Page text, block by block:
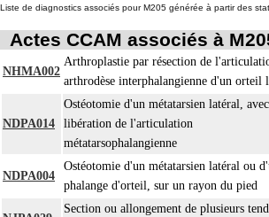
Liste de diagnostics associés pour M205 générée à partir des
Actes CCAM associés à
NHMA002
Arthroplastie par résection de
arthrodèse interphalangienne d'un orteil
NDPA014
Ostéotomie d'un métatarsien latéral, avec
libération de l'articulation
métatarsophalangienne
NDPA004
Ostéotomie d'un métatarsien latéral ou
phalange d'orteil, sur un rayon du pied
Section ou allongement de plusieurs